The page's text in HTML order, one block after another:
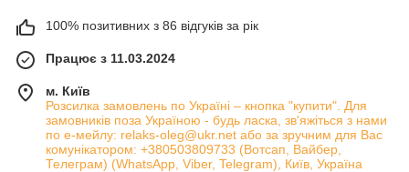
100% позитивних з 86 відгуків за рік
Працює з 11.03.2024
м. Київ
Розсилка замовлень по Україні – кнопка "купити". Для
замовників поза Україною - будь ласка, зв'яжіться з нами
по е-мейлу: relaks-oleg@ukr.net або за зручним для Вас
комунікатором: +380503809733 (Вотсап, Вайбер,
Телеграм) (WhatsApp, Viber, Telegram), Київ, Україна